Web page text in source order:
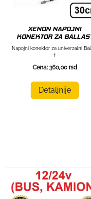
XENON NAPOJNI
KONEKTOR ZA
Napojni konektor za univerzalni
t
Cena: 360,00 rsd
Detaljnije